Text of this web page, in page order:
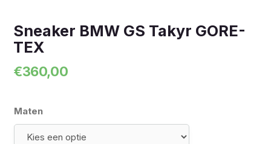
Sneaker BMW GS Takyr GORE-
TEX
€360,00
Maten